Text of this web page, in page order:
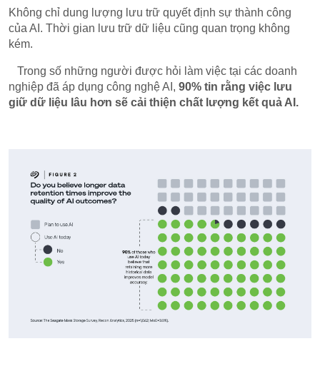
Không chỉ dung lượng lưu trữ quyết định sự thành công
của AI. Thời gian lưu trữ dữ liệu cũng quan trọng không
kém.
Trong số những người được hỏi làm việc tại các doanh
nghiệp đã áp dụng công nghệ AI,90% tin rằng việc lưu
giữ dữ liệu lâu hơn sẽ cải thiện chất lượng kết quả AI.